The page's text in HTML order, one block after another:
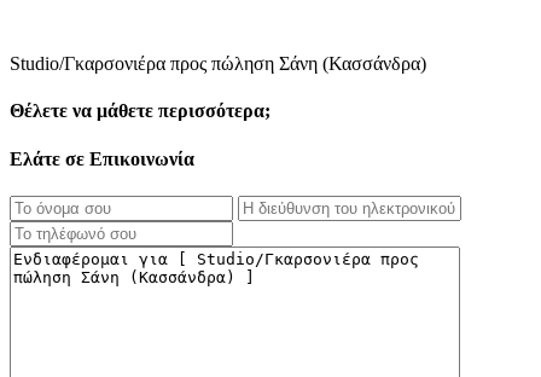
Studio/Γκαρσονιέρα προς πώληση Σάνη (Κασσάνδρα)
Θέλετε να μάθετε περισσότερα;
Ελάτε σε Επικοινωνία